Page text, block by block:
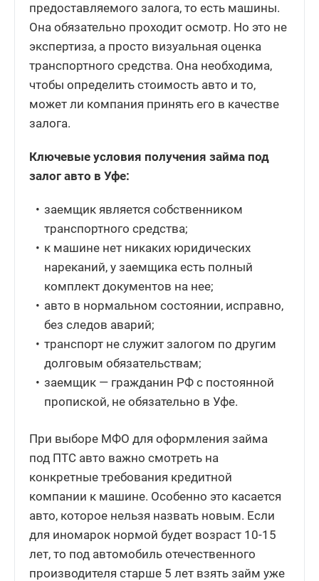
предоставляемого залога, то есть машины.
Она обязательно проходит осмотр. Но это не
экспертиза, а просто визуальная оценка
транспортного средства. Она необходима,
чтобы определить стоимость авто и то,
может ли компания принять его в качестве
залога.
Ключевые условия получения займа под
залог авто в Уфе:
заемщик является собственником
транспортного средства;
к машине нет никаких юридических
нареканий, у заемщика есть полный
комплект документов на нее;
авто в нормальном состоянии, исправно,
без следов аварий;
транспорт не служит залогом по другим
долговым обязательствам;
заемщик — гражданин РФ с постоянной
пропиской, не обязательно в Уфе.
При выборе МФО для оформления займа
под ПТС авто важно смотреть на
конкретные требования кредитной
компании к машине. Особенно это касается
авто, которое нельзя назвать новым. Если
для иномарок нормой будет возраст 10-15
лет, то под автомобиль отечественного
производителя старше 5 лет взять займ уже